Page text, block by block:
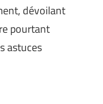
dévoilant
pourtant
astuces